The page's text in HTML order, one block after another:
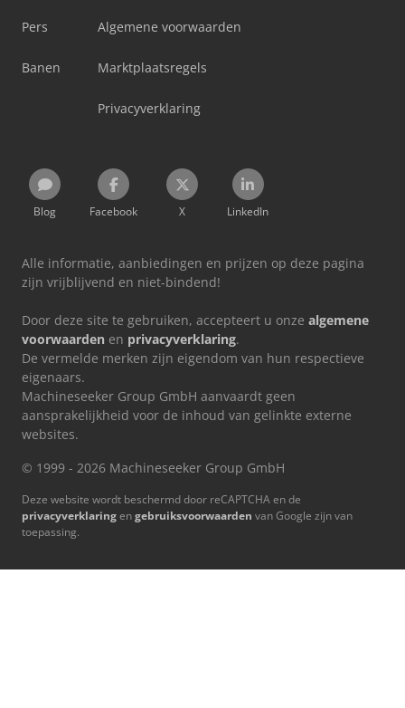
Pers
Banen
Algemene voorwaarden
Marktplaatsregels
Privacyverklaring
Blog Facebook X LinkedIn
Alle informatie, aanbiedingen en prijzen op deze pagina
zijn vrijblijvend en niet-bindend!
Door deze site te gebruiken, accepteert u onze algemene
voorwaarden en privacyverklaring.
De vermelde merken zijn eigendom van hun respectieve
eigenaars.
Machineseeker Group GmbH aanvaardt geen
aansprakelijkheid voor de inhoud van gelinkte externe
websites.
© 1999 - 2026 Machineseeker Group GmbH
Deze website wordt beschermd door reCAPTCHA en de
privacyverklaringengebruiksvoorwaarden van Google zijn van
toepassing.